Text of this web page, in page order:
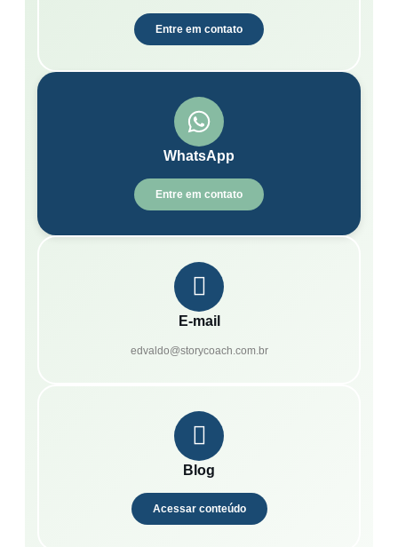
Entre em contato
WhatsApp
Entre em contato
E-mail
edvaldo@storycoach.com.br
Blog
Acessar conteúdo